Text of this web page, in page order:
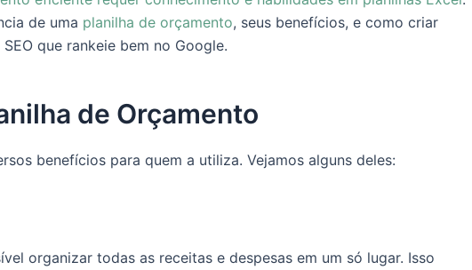
de uma planilha de orçamento, seus benefícios, e como criar
que rankeie bem no Google.
de Orçamento
benefícios para quem a utiliza. Vejamos alguns deles:
organizar todas as receitas e despesas em um só lugar. Isso